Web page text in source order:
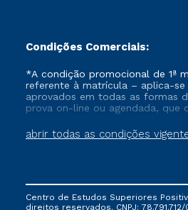
Condições Comerciais:
abrir todas as condições
*A condição promocional de 1ª
referente à matrícula – aplica-se
aprovados em todas as formas
prova on-line ou agendada, que
vigente, que ainda não tenham
tenham cancelado ou trancado
via FIES, Prouni e outros
não se acumula com nenhuma
Centro de Estudos Superiores
direitos reservados. CNPJ: